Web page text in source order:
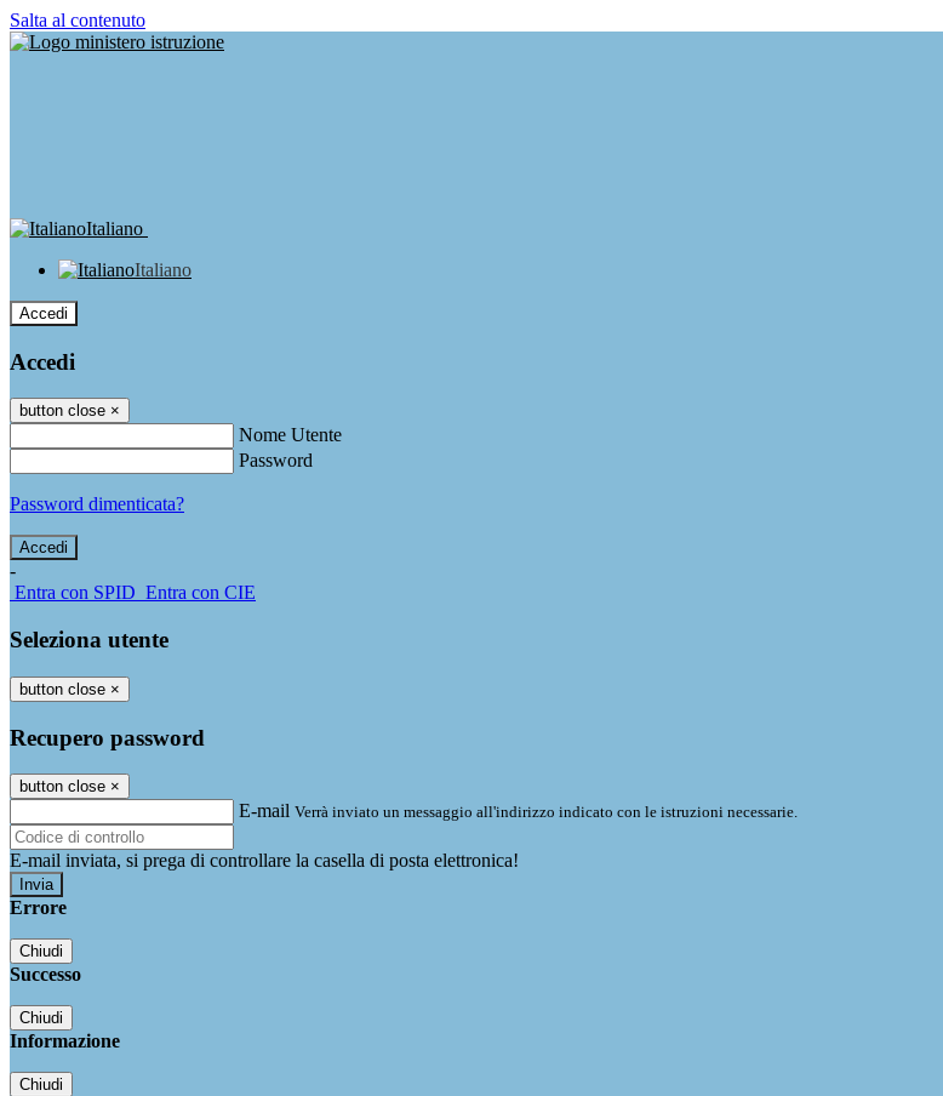
Salta al contenuto
Italiano
Italiano
Accedi
Accedi
button close ×
Nome Utente
Password
Password dimenticata?
-
Entra con SPID Entra con CIE
Seleziona utente
button close ×
Recupero password
button close ×
E-mail Verrà inviato un messaggio all'indirizzo indicato con le istruzioni necessarie.
E-mail inviata, si prega di controllare la casella di posta elettronica!
Errore
Chiudi
Successo
Chiudi
Informazione
Chiudi